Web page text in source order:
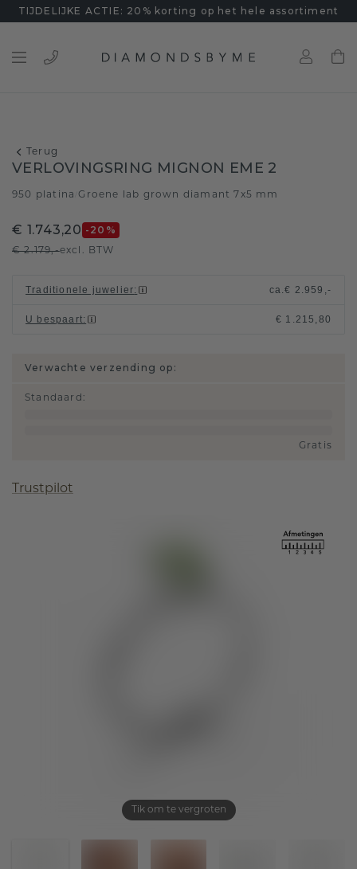
TIJDELIJKE ACTIE: 20% korting op het hele assortiment
Terug
Tik om te vergroten
VERLOVINGSRING MIGNON EME 2
950 platina /Groene lab grown diamant 7x5 mm
€ 1.743,20 -20 %
€ 2.179,-excl. BTW
Traditionele juwelier: ca.€ 2.959,-
U bespaart: € 1.215,80
Verwachte verzending op:
Standaard :
Gratis
Trustpilot